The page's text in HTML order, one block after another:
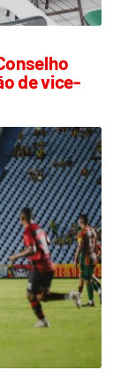
de vice-